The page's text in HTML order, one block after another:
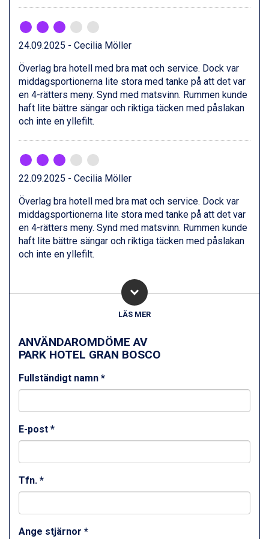
Livigno från 5.595 kr.
Ponte di Legno från 7.395 kr.
Sauze dOulx från 6.145 kr.
Alleghe från 8.545 kr.
Arabba från 11.045 kr.
La Thuile från 7.045 kr.
Cervinia från 8.245 kr.
Sölden från 12.995 kr.
Passo Tonale från 5.895 kr.
Bad Hofgastein från 8.595 kr.
Saalbach från 9.445 kr.
Champoluc från 5.945 kr.
Sestriere från 6.945 kr.
Wagrain från 7.095 kr.
Fieberbrunn från 9.645 kr.
Val Thorens från 8.395 kr.
St. Anton från 11.245 kr.
Zell am See från 6.295 kr.
Livigno från 5.595 kr.
Ponte di Legno från 7.395 kr.
Sauze dOulx från 6.145 kr.
Bad Gastein från 6.295 kr.
Arabba från 11.045 kr.
Cervinia från 8.245 kr.
Sölden från 12.995 kr.
Saalbach från 9.445 kr.
Wagrain från 7.095 kr.
Val Thorens från 8.395 kr.
24.09.2025 - Cecilia Möller
Överlag bra hotell med bra mat och service. Dock var
middagsportionerna lite stora med tanke på att det var
en 4-rätters meny. Synd med matsvinn. Rummen kunde
haft lite bättre sängar och riktiga täcken med påslakan
och inte en yllefilt.
22.09.2025 - Cecilia Möller
Överlag bra hotell med bra mat och service. Dock var
middagsportionerna lite stora med tanke på att det var
en 4-rätters meny. Synd med matsvinn. Rummen kunde
haft lite bättre sängar och riktiga täcken med påslakan
och inte en yllefilt.
LÄS MER
ANVÄNDAROMDÖME AV
PARK HOTEL GRAN BOSCO
Fullständigt namn *
E-post *
Tfn. *
Ange stjärnor *